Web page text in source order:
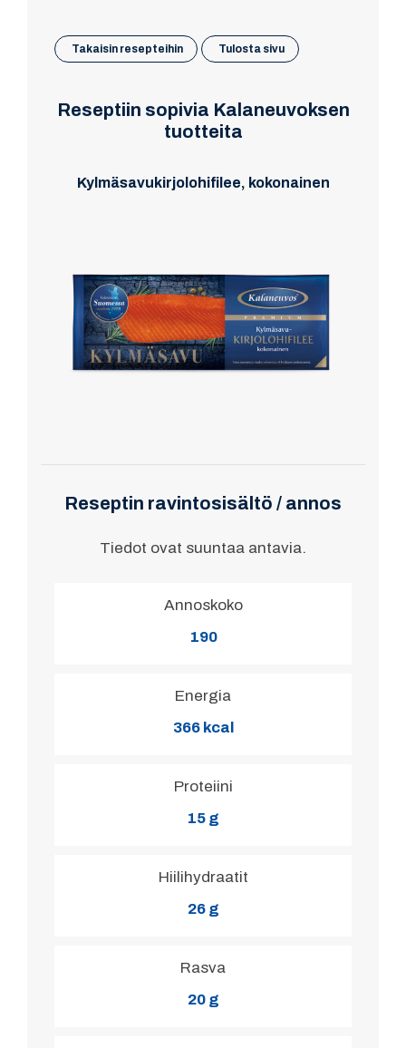
Takaisin resepteihin Tulosta sivu
Reseptiin sopivia Kalaneuvoksen
tuotteita
Kylmäsavukirjolohifilee, kokonainen
Reseptin ravintosisältö / annos
Tiedot ovat suuntaa antavia.
Annoskoko
190
Energia
366 kcal
Proteiini
15 g
Hiilihydraatit
26 g
Rasva
20 g